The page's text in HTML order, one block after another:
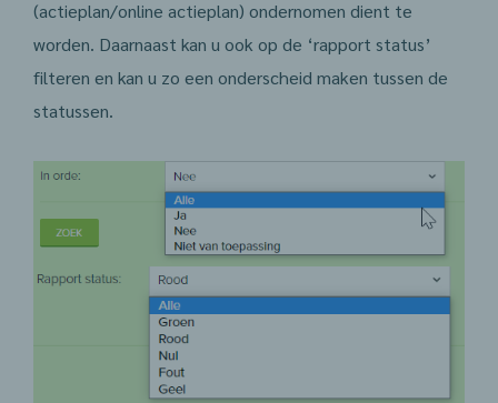
(actieplan/online actieplan) ondernomen dient te
worden. Daarnaast kan u ook op de ‘rapport status’
filteren en kan u zo een onderscheid maken tussen de
statussen.